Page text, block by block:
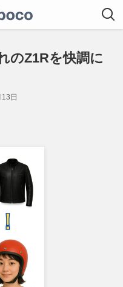
のZ1Rを快調に
日